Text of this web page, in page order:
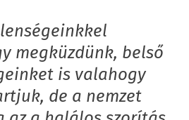
megküzdünk, belső
is valahogy
de a nemzet